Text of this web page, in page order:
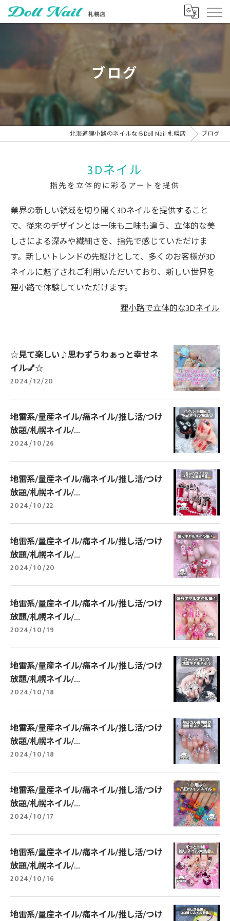
ブログ
北海道狸小路のネイルならDoll Nail 札幌店 ブログ
3Dネイル
指先を立体的に彩るアートを提供
業界の新しい領域を切り開く3Dネイルを提供すること
で、従来のデザインとは一味も二味も違う、立体的な美
しさによる深みや繊細さを、指先で感じていただけま
す。新しいトレンドの先駆けとして、多くのお客様が3D
ネイルに魅了されご利用いただいており、新しい世界を
狸小路で体験していただけます。
狸小路で立体的な3Dネイル
☆見て楽しい♪思わずうわぁっと幸せネ
イル💅☆
2024/12/20
地雷系/量産ネイル/痛ネイル/推し活/つけ
放題/札幌ネイル/...
2024/10/26
地雷系/量産ネイル/痛ネイル/推し活/つけ
放題/札幌ネイル/...
2024/10/22
地雷系/量産ネイル/痛ネイル/推し活/つけ
放題/札幌ネイル/...
2024/10/20
地雷系/量産ネイル/痛ネイル/推し活/つけ
放題/札幌ネイル/...
2024/10/19
地雷系/量産ネイル/痛ネイル/推し活/つけ
放題/札幌ネイル/...
2024/10/18
地雷系/量産ネイル/痛ネイル/推し活/つけ
放題/札幌ネイル/...
2024/10/18
地雷系/量産ネイル/痛ネイル/推し活/つけ
放題/札幌ネイル/...
2024/10/17
地雷系/量産ネイル/痛ネイル/推し活/つけ
放題/札幌ネイル/...
2024/10/16
地雷系/量産ネイル/痛ネイル/推し活/つけ